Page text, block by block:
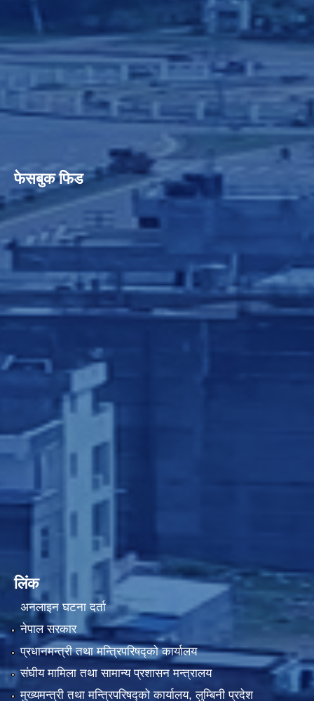
फेसबुक फिड
लिंक
अनलाइन घटना दर्ता
नेपाल सरकार
प्रधानमन्त्री तथा मन्त्रिपरिषद्को कार्यालय
संघीय मामिला तथा सामान्य प्रशासन मन्त्रालय
मुख्यमन्त्री तथा मन्त्रिपरिषद्को कार्यालय, लुम्बिनी प्रदेश